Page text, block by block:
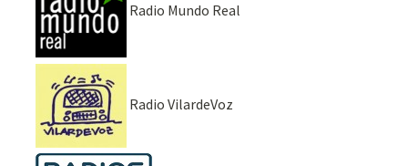
Radio Mundo Real
Radio VilardeVoz